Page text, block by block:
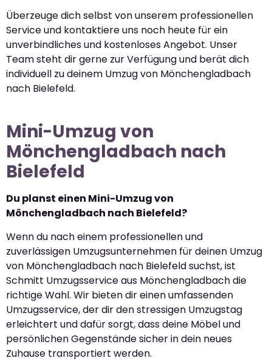
Überzeuge dich selbst von unserem professionellen
Service und kontaktiere uns noch heute für ein
unverbindliches und kostenloses Angebot. Unser
Team steht dir gerne zur Verfügung und berät dich
individuell zu deinem Umzug von Mönchengladbach
nach Bielefeld.
Mini-Umzug von
Mönchengladbach nach
Bielefeld
Du planst einen Mini-Umzug von
Mönchengladbach nach Bielefeld?
Wenn du nach einem professionellen und
zuverlässigen Umzugsunternehmen für deinen Umzug
von Mönchengladbach nach Bielefeld suchst, ist
Schmitt Umzugsservice aus Mönchengladbach die
richtige Wahl. Wir bieten dir einen umfassenden
Umzugsservice, der dir den stressigen Umzugstag
erleichtert und dafür sorgt, dass deine Möbel und
persönlichen Gegenstände sicher in dein neues
Zuhause transportiert werden.